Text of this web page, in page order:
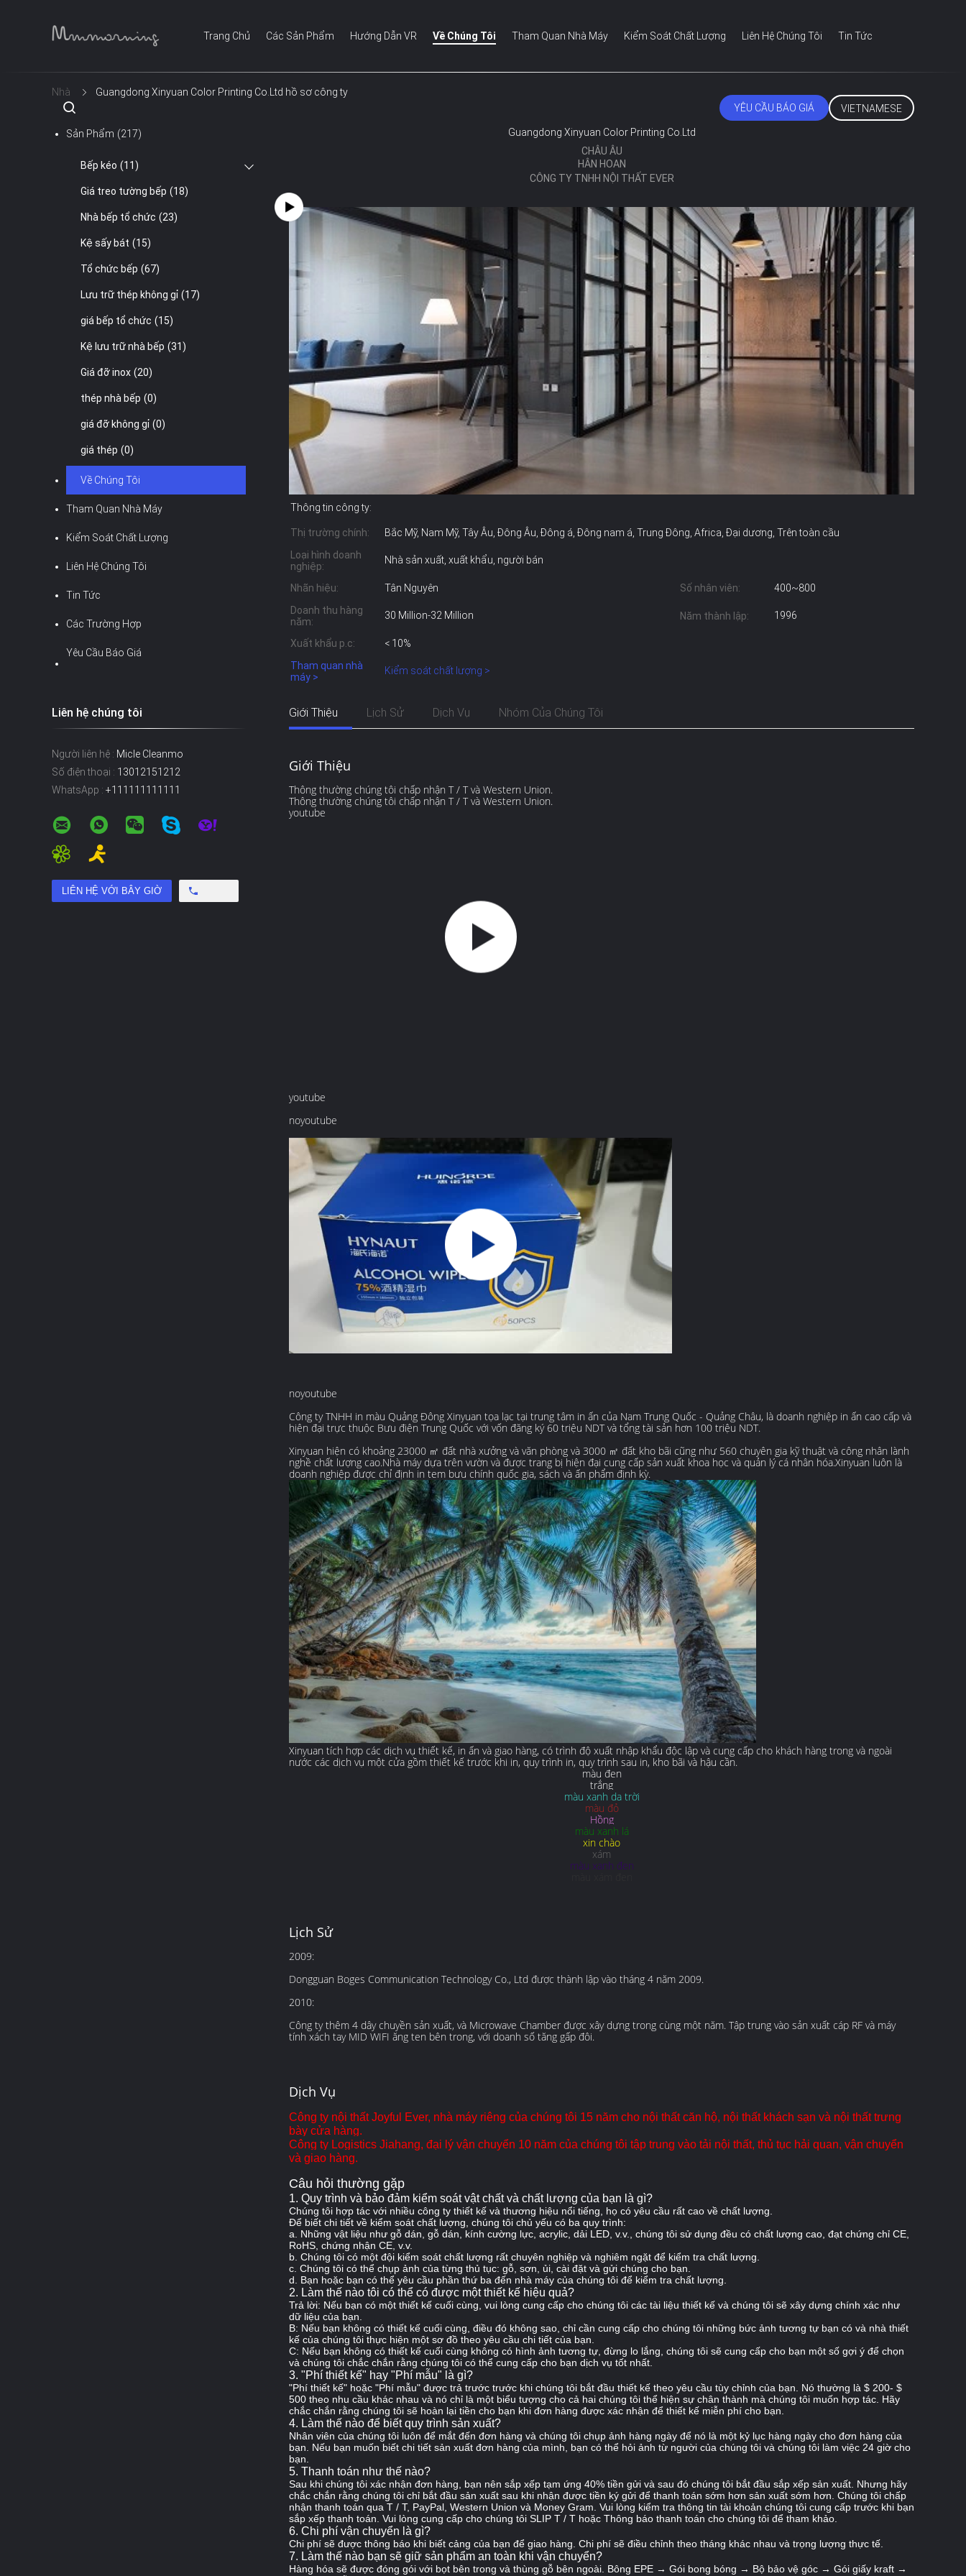
Trang Chủ Các Sản Phẩm Hướng Dẫn VR Về Chúng Tôi Tham Quan Nhà Máy Kiểm Soát Chất Lượng Liên Hệ Chúng Tôi Tin Tức
YÊU CẦU BÁO GIÁ VIETNAMESE
Nhà Guangdong Xinyuan Color Printing Co.Ltd hồ sơ công ty
Sản Phẩm (217)
Bếp kéo (11)
Giá treo tường bếp (18)
Nhà bếp tổ chức (23)
Kệ sấy bát (15)
Tổ chức bếp (67)
Lưu trữ thép không gỉ (17)
giá bếp tổ chức (15)
Kệ lưu trữ nhà bếp (31)
Giá đỡ inox (20)
thép nhà bếp (0)
giá đỡ không gỉ (0)
giá thép (0)
Về Chúng Tôi
Tham Quan Nhà Máy
Kiểm Soát Chất Lượng
Liên Hệ Chúng Tôi
Tin Tức
Các Trường Hợp
Yêu Cầu Báo Giá
Liên hệ chúng tôi
Người liên hệ : Micle Cleanmo
Số điện thoại : 13012151212
WhatsApp : +111111111111
Guangdong Xinyuan Color Printing Co.Ltd
CHÂU ÂU
HÂN HOAN
CÔNG TY TNHH NỘI THẤT EVER
Thông tin công ty:
Thị trường chính:
Bắc Mỹ, Nam Mỹ, Tây Âu, Đông Âu, Đông á, Đông nam á, Trung Đông, Africa, Đại dương, Trên toàn cầu
Loại hình doanh
nghiệp:
Nhà sản xuất, xuất khẩu, người bán
Nhãn hiệu: Tân Nguyên Số nhân viên:
400~800
Doanh thu hàng
năm:
30 Million-32 Million Năm thành lập: 1996
Xuất khẩu p.c:
< 10%
Tham quan nhà
máy >
Kiểm soát chất lượng >
Giới Thiệu Lịch Sử Dịch Vụ Nhóm Của Chúng Tôi
Giới Thiệu
Thông thường chúng tôi chấp nhận T / T và Western Union.
Thông thường chúng tôi chấp nhận T / T và Western Union.
youtube
youtube
noyoutube
noyoutube
Công ty TNHH in màu Quảng Đông Xinyuan tọa lạc tại trung tâm in ấn của Nam Trung Quốc - Quảng Châu, là doanh nghiệp in ấn cao cấp và
hiện đại trực thuộc Bưu điện Trung Quốc với vốn đăng ký 60 triệu NDT và tổng tài sản hơn 100 triệu NDT.
Xinyuan hiện có khoảng 23000 ㎡ đất nhà xưởng và văn phòng và 3000 ㎡ đất kho bãi cũng như 560 chuyên gia kỹ thuật và công nhân lành
nghề chất lượng cao.Nhà máy dựa trên vườn và được trang bị hiện đại cung cấp sản xuất khoa học và quản lý cá nhân hóa.Xinyuan luôn là
doanh nghiệp được chỉ định in tem bưu chính quốc gia, sách và ấn phẩm định kỳ.
Xinyuan tích hợp các dịch vụ thiết kế, in ấn và giao hàng, có trình độ xuất nhập khẩu độc lập và cung cấp cho khách hàng trong và ngoài
nước các dịch vụ một cửa gồm thiết kế trước khi in, quy trình in, quy trình sau in, kho bãi và hậu cần.
màu đen
trắng
màu xanh da trời
màu đỏ
Hồng
màu xanh lá
xin chào
xám
màu xanh đen
Lịch Sử
2009:
Dongguan Boges Communication Technology Co., Ltd được thành lập vào tháng 4 năm 2009.
2010:
Công ty thêm 4 dây chuyền sản xuất, và Microwave Chamber được xây dựng trong cùng một năm. Tập trung vào sản xuất cáp RF và máy
tính xách tay MID WIFI ăng ten bên trong, với doanh số tăng gấp đôi.
Dịch Vụ
Công ty nội thất Joyful Ever, nhà máy riêng của chúng tôi 15 năm cho nội thất căn hộ, nội thất khách sạn và nội thất trưng
bày cửa hàng.
Công ty Logistics Jiahang, đại lý vận chuyển 10 năm của chúng tôi tập trung vào tải nội thất, thủ tục hải quan, vận chuyển
và giao hàng.
Câu hỏi thường gặp
1. Quy trình và bảo đảm kiểm soát vật chất và chất lượng của bạn là gì?
Chúng tôi hợp tác với nhiều công ty thiết kế và thương hiệu nổi tiếng, họ có yêu cầu rất cao về chất lượng.
Để biết chi tiết về kiểm soát chất lượng, chúng tôi chủ yếu có ba quy trình:
a.
Những vật liệu như gỗ dán, gỗ dán, kính cường lực, acrylic, dải LED, v.v., chúng tôi sử dụng đều có chất lượng cao, đạt chứng chỉ CE,
RoHS, chứng nhận CE, v.v.
b. Chúng tôi có một đội kiểm soát chất lượng rất chuyên nghiệp và nghiêm ngặt để kiểm tra chất lượng.
c. Chúng tôi có thể chụp ảnh của từng thủ tục: gỗ, sơn, ủi, cài đặt và gửi chúng cho bạn.
d.
Bạn hoặc bạn có thể yêu cầu phần thứ ba đến nhà máy của chúng tôi để kiểm tra chất lượng.
2. Làm thế nào tôi có thể có được một thiết kế hiệu quả?
Trả lời: Nếu bạn có một thiết kế cuối cùng, vui lòng cung cấp cho chúng tôi các tài liệu thiết kế và chúng tôi sẽ xây dựng chính xác như
dữ liệu của bạn.
B: Nếu bạn không có thiết kế cuối cùng, điều đó không sao, chỉ cần cung cấp cho chúng tôi những bức ảnh tương tự bạn có và nhà thiết
kế của chúng tôi thực hiện một sơ đồ theo yêu cầu chi tiết của bạn.
C: Nếu bạn không có thiết kế cuối cùng không có hình ảnh tương tự, đừng lo lắng, chúng tôi sẽ cung cấp cho bạn một số gợi ý để chọn
và chúng tôi chắc chắn rằng chúng tôi có thể cung cấp cho bạn dịch vụ tốt nhất.
3. "Phí thiết kế" hay "Phí mẫu" là gì?
"Phí thiết kế" hoặc "Phí mẫu" được trả trước trước khi chúng tôi bắt đầu thiết kế theo yêu cầu tùy chỉnh của bạn.
Nó thường là $ 200- $
500 theo nhu cầu khác nhau và nó chỉ là một biểu tượng cho cả hai chúng tôi thể hiện sự chân thành mà chúng tôi muốn hợp tác. Hãy
chắc chắn rằng chúng tôi sẽ hoàn lại tiền cho bạn khi đơn hàng được xác nhận để thiết kế miễn phí cho bạn.
4. Làm thế nào để biết quy trình sản xuất?
Nhân viên của chúng tôi luôn để mắt đến đơn hàng và chúng tôi chụp ảnh hàng ngày để nó là một kỷ lục hàng ngày cho đơn hàng của
bạn.
Nếu bạn muốn biết chi tiết sản xuất đơn hàng của mình, bạn có thể hỏi ảnh từ người của chúng tôi và chúng tôi làm việc 24 giờ cho
bạn.
5. Thanh toán như thế nào?
Sau khi chúng tôi xác nhận đơn hàng, bạn nên sắp xếp tạm ứng 40% tiền gửi và sau đó chúng tôi bắt đầu sắp xếp sản xuất. Nhưng hãy
chắc chắn rằng chúng tôi chỉ bắt đầu sản xuất sau khi nhận được tiền ký gửi để thanh toán sớm hơn sản xuất sớm hơn. Chúng tôi chấp
nhận thanh toán qua T / T, PayPal, Western Union và Money Gram. Vui lòng kiểm tra thông tin tài khoản chúng tôi cung cấp trước khi bạn
sắp xếp thanh toán. Vui lòng cung cấp cho chúng tôi SLIP T / T hoặc Thông báo thanh toán cho chúng tôi để tham khảo.
6. Chi phí vận chuyển là gì?
Chi phí sẽ được thông báo khi biết cảng của bạn để giao hàng. Chi phí sẽ điều chỉnh theo tháng khác nhau và trọng lượng thực tế.
7. Làm thế nào bạn sẽ giữ sản phẩm an toàn khi vận chuyển?
Hàng hóa sẽ được đóng gói với bọt bên trong và thùng gỗ bên ngoài. Bông EPE → Gói bong bóng → Bộ bảo vệ góc → Gói giấy kraft →